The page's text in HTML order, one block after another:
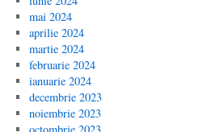
mai 2024
aprilie 2024
martie 2024
februarie 2024
ianuarie 2024
decembrie 2023
noiembrie 2023